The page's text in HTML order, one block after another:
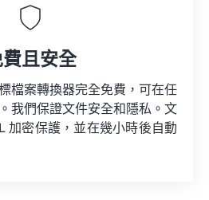
且安全
檔案轉換器完全免費，可在任
我們保證文件安全和隱私。文
加密保護，並在幾小時後自動